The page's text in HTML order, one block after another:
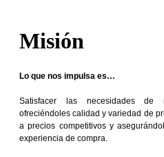
Misión
Lo que nos impulsa es…
Satisfacer las necesidades de
ofreciéndoles calidad y variedad de
a precios competitivos y
experiencia de compra.